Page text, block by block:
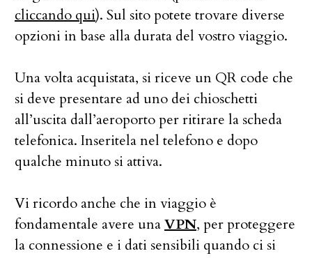
cliccando qui). Sul sito potete trovare diverse
opzioni in base alla durata del vostro viaggio.
Una volta acquistata, si riceve un QR code che
si deve presentare ad uno dei chioschetti
all’uscita dall’aeroporto per ritirare la scheda
telefonica. Inseritela nel telefono e dopo
qualche minuto si attiva.
Vi ricordo anche che in viaggio è
fondamentale avere unaVPN, per proteggere
la connessione e i dati sensibili quando ci si